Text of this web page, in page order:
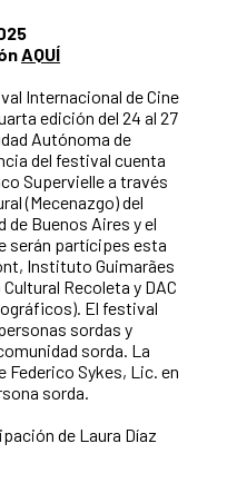
AQUÍ
Internacional de Cine
edición del 24 al 27
Autónoma de
del festival cuenta
Supervielle a través
(Mecenazgo) del
de Buenos Aires y el
serán partícipes esta
Instituto Guimarães
Recoleta y DAC
El festival
sordas y
sorda. La
Federico Sykes, Lic. en
sorda.
de Laura Díaz